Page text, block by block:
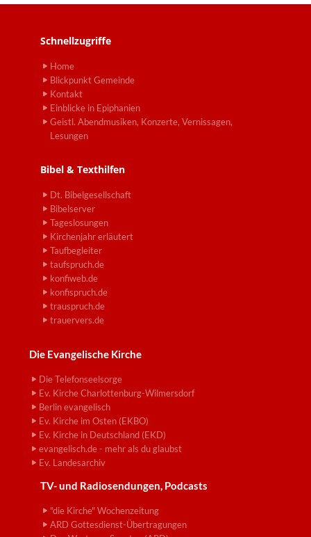
Schnellzugriffe
Home
Blickpunkt Gemeinde
Kontakt
Einblicke in Epiphanien
Geistl. Abendmusiken, Konzerte, Vernissagen,
Lesungen
Bibel & Texthilfen
Dt. Bibelgesellschaft
Bibelserver
Tageslosungen
Kirchenjahr erläutert
Taufbegleiter
taufspruch.de
konfiweb.de
konfispruch.de
trauspruch.de
trauervers.de
Die Evangelische Kirche
Die Telefonseelsorge
Ev. Kirche Charlottenburg-Wilmersdorf
Berlin evangelisch
Ev. Kirche im Osten (EKBO)
Ev. Kirche in Deutschland (EKD)
evangelisch.de - mehr als du glaubst
Ev. Landesarchiv
TV- und Radiosendungen, Podcasts
"die Kirche" Wochenzeitung
ARD Gottesdienst-Übertragungen